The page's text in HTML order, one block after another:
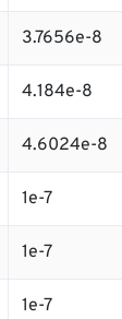
3.7656e-8
4.184e-8
4.6024e-8
1e-7
1e-7
1e-7